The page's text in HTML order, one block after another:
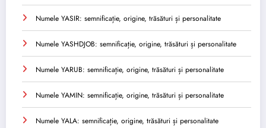
Numele YASIR: semnificație, origine, trăsături și personalitate
Numele YASHDJOB: semnificație, origine, trăsături și personalitate
Numele YARUB: semnificație, origine, trăsături și personalitate
Numele YAMIN: semnificație, origine, trăsături și personalitate
Numele YALA: semnificație, origine, trăsături și personalitate